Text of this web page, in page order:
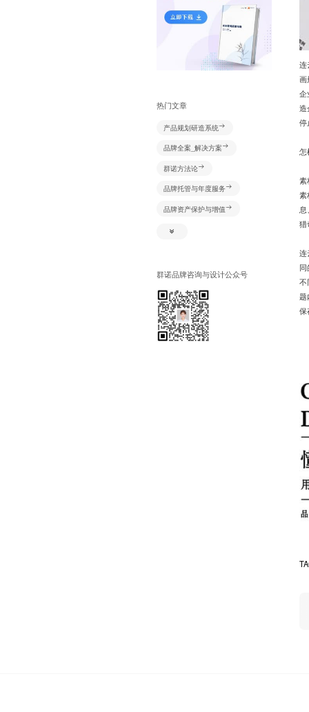
热门文章
产品规划研造系统
品牌全案_解决方案
群诺方法论
品牌托管与年度服务
品牌资产保护与增值
新媒体+资源创意及推广
网络识别系统
产品规划研造系统
品牌空间识别系统
品牌视觉形象识别系统
群诺品牌咨询与设计公众号
连
画
企
造
停
怎
素
素
息
猎
连
不
题
保